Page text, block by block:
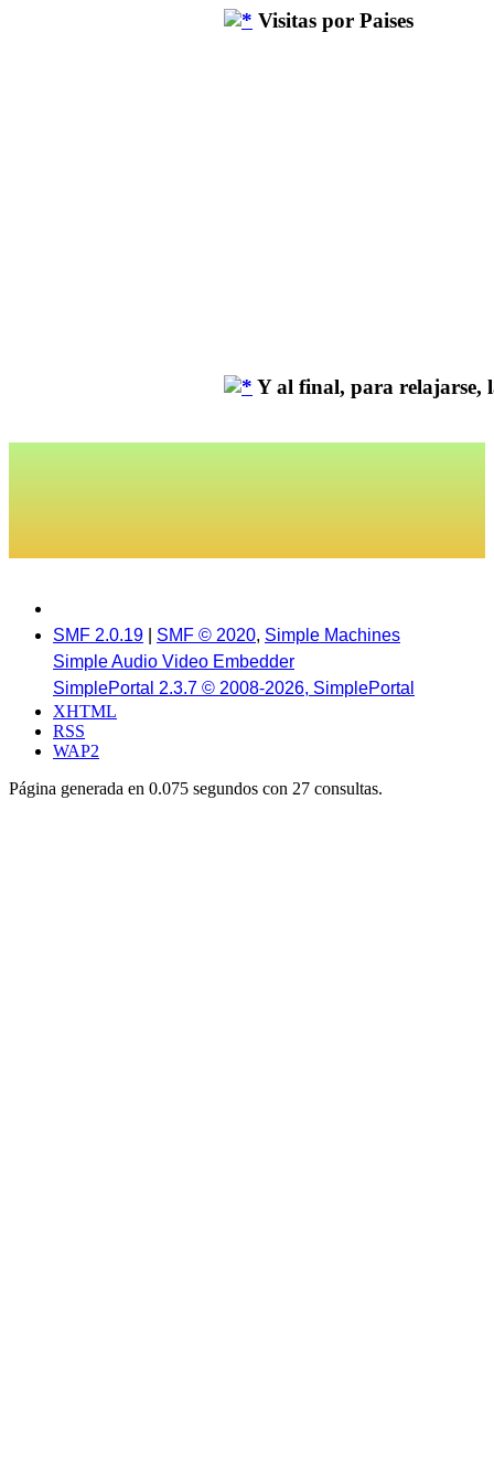
Visitas por Paises
Y al final, para relajarse,
SMF 2.0.19 SMF © 2020, Simple Machines
Simple Audio Video Embedder
SimplePortal 2.3.7 © 2008-2026, SimplePortal
XHTML
RSS
WAP2
Página generada en 0.075 segundos con 27 consultas.